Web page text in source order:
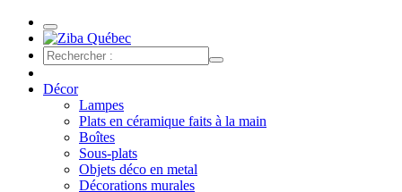
Décor
Lampes
Plats en céramique faits à la main
Boîtes
Sous-plats
Objets déco en metal
Décorations murales